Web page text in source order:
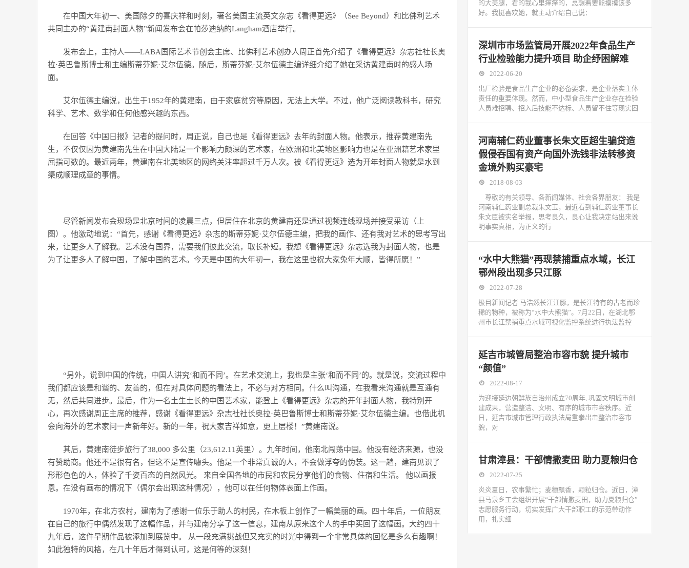
在中国大年初一、美国除夕的喜庆祥和时刻，著名美国主流英文杂志《看得更远》（See Beyond）和比佛利艺术
共同主办的“黄建南封面人物”新闻发布会在帕莎迪纳的Langham酒店举行。
发布会上，主持人——LABA国际艺术节创会主席、比佛利艺术创办人周正首先介绍了《看得更远》杂志社社长奥
拉·英巴鲁斯博士和主编斯蒂芬妮·艾尔伍德。随后，斯蒂芬妮·艾尔伍德主编详细介绍了她在采访黄建南时的感人场
面。
艾尔伍德主编说，出生于1952年的黄建南，由于家庭贫穷等原因，无法上大学。不过，他广泛阅读教科书，研究
科学、艺术、数学和任何他感兴趣的东西。
在回答《中国日报》记者的提问时，周正说，自己也是《看得更远》去年的封面人物。他表示，推荐黄建南先
生，不仅仅因为黄建南先生在中国大陆是一个影响力颇深的艺术家，在欧洲和北美地区影响力也是在亚洲籍艺术家里
屈指可数的。最近两年，黄建南在北美地区的网络关注率超过千万人次。被《看得更远》选为开年封面人物就是水到
渠成顺理成章的事情。
尽管新闻发布会现场是北京时间的凌晨三点，但居住在北京的黄建南还是通过视频连线现场并接受采访（上
图）。他激动地说：“首先，感谢《看得更远》杂志的斯蒂芬妮·艾尔伍德主编，把我的画作、还有我对艺术的思考写出
来，让更多人了解我。艺术没有国界，需要我们彼此交流，取长补短。我想《看得更远》杂志选我为封面人物，也是
为了让更多人了解中国，了解中国的艺术。今天是中国的大年初一，我在这里也祝大家兔年大顺，皆得所愿！”
“另外，说到中国的传统，中国人讲究‘和而不同’。在艺术交流上，我也是主张‘和而不同’的。就是说，交流过程中
我们都应该是和谐的、友善的，但在对具体问题的看法上，不必与对方相同。什么叫沟通，在我看来沟通就是互通有
无，然后共同进步。最后，作为一名土生土长的中国艺术家，能登上《看得更远》杂志的开年封面人物，我特别开
心，再次感谢周正主席的推荐，感谢《看得更远》杂志社社长奥拉·英巴鲁斯博士和斯蒂芬妮·艾尔伍德主编。也借此机
会向海外的艺术家问一声新年好。新的一年，祝大家吉祥如意，更上层楼！”黄建南说。
其后，黄建南徒步旅行了38,000 多公里（23,612.11英里）。九年时间，他南北闯荡中国。他没有经济来源，也没
有赞助商。他还不是很有名，但这不是宣传噱头。他是一个非常真诚的人，不会做浮夸的伪装。这一趟，建南见识了
形形色色的人，体验了千姿百态的自然风光。 来自全国各地的市民和农民分享他们的食物、住宿和生活。 他以画报
恩。在没有画布的情况下（偶尔会出现这种情况），他可以在任何物体表面上作画。
1970年，在北方农村，建南为了感谢一位乐于助人的村民，在木板上创作了一幅美丽的画。四十年后，一位朋友
在自己的旅行中偶然发现了这幅作品，并与建南分享了这一信息，建南从原来这个人的手中买回了这幅画。大约四十
九年后，这件早期作品被添加到展览中。 从一段充满挑战但又充实的时光中得到一个非常具体的回忆是多么有趣啊！
如此独特的风格，在几十年后才得到认可，这是何等的深刻！
的大美腿，看的我心里痒痒的，总想着要能摸摸该多
好。我挺喜欢她，就主动介绍自己说：
深圳市市场监管局开展2022年食品生产
行业检验能力提升项目 助企纾困解难
2022-06-20
出厂检验是食品生产企业的必备要求，是企业落实主体
责任的重要体现。然而，中小型食品生产企业存在检验
人员难招聘、招入后技能不达标、人员留不住等现实困
河南辅仁药业董事长朱文臣超生骗贷造
假侵吞国有资产向国外洗钱非法转移资
金境外购买豪宅
2018-08-03
尊敬的有关领导、各新闻媒体、社会各界朋友： 我是
河南辅仁药业副总裁朱文玉，最近看到辅仁药业董事长
朱文臣被实名举报，思考良久，良心让我决定站出来说
明事实真相，为正义的行
“水中大熊猫”再现禁捕重点水域，长江
鄂州段出现多只江豚
2022-07-28
极目新闻记者 马浩然长江江豚，是长江特有的古老而珍
稀的物种，被称为“水中大熊猫”。7月22日，在湖北鄂
州市长江禁捕重点水域可视化监控系统进行执法监控
延吉市城管局整治市容市貌 提升城市
“颜值”
2022-08-17
为迎接延边朝鲜族自治州成立70周年, 巩固文明城市创
建成果，营造整洁、文明、有序的城市市容秩序。近
日，延吉市城市管理行政执法局重拳出击整治市容市
貌，对
甘肃漳县：干部情撒麦田 助力夏粮归仓
2022-07-25
炎炎夏日，农事繁忙；麦穗飘香，颗粒归仓。近日，漳
县马泉乡工会组织开展“干部情撒麦田，助力夏粮归仓”
志愿服务行动，切实发挥广大干部职工的示范带动作
用，扎实细